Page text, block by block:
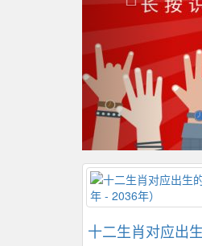
十二生肖对应出